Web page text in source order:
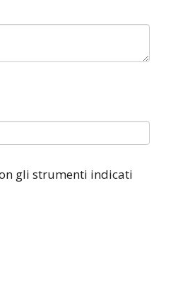
gli strumenti indicati